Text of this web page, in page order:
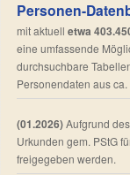
Personen-
mit aktuell etwa
eine umfassende
durchsuchbare
Personendaten aus
(01.2026)Aufgrund
Urkunden gem. PStG
freigegeben werden.